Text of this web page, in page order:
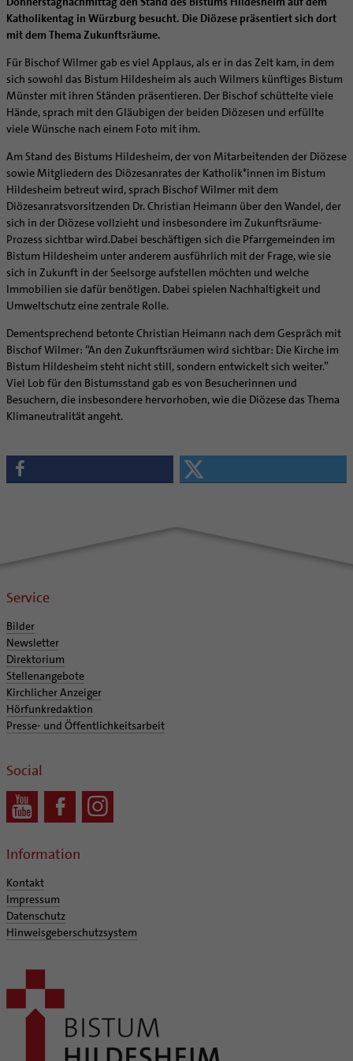
Notfall
Schule
Gefängnisseelsorge
Segensorte
Aufbrüche in der Kirche
Ehrenamtliche
Verwaltungsbeauftragte / Verwaltungsleitungen in
Pfarrgemeinden
Katholikentag in Würzburg besucht. Die Diözese präsentiert sich dort
mit dem Thema Zukunftsräume.
Für Bischof Wilmer gab es viel Applaus, als er in das Zelt kam, in dem
sich sowohl das Bistum Hildesheim als auch Wilmers künftiges Bistum
Münster mit ihren Ständen präsentieren. Der Bischof schüttelte viele
Hände, sprach mit den Gläubigen der beiden Diözesen und erfüllte
viele Wünsche nach einem Foto mit ihm.
Am Stand des Bistums Hildesheim, der von Mitarbeitenden der Diözese
sowie Mitgliedern des Diözesanrates der Katholik*innen im Bistum
Hildesheim betreut wird, sprach Bischof Wilmer mit dem
Diözesanratsvorsitzenden Dr. Christian Heimann über den Wandel, der
sich in der Diözese vollzieht und insbesondere im Zukunftsräume-
Prozess sichtbar wird.Dabei beschäftigen sich die Pfarrgemeinden im
Bistum Hildesheim unter anderem ausführlich mit der Frage, wie sie
sich in Zukunft in der Seelsorge aufstellen möchten und welche
Immobilien sie dafür benötigen. Dabei spielen Nachhaltigkeit und
Umweltschutz eine zentrale Rolle.
Dementsprechend betonte Christian Heimann nach dem Gespräch mit
Bischof Wilmer: “An den Zukunftsräumen wird sichtbar: Die Kirche im
Bistum Hildesheim steht nicht still, sondern entwickelt sich weiter.”
Viel Lob für den Bistumsstand gab es von Besucherinnen und
Besuchern, die insbesondere hervorhoben, wie die Diözese das Thema
Klimaneutralität angeht.
Service
Bilder
Newsletter
Direktorium
Stellenangebote
Kirchlicher Anzeiger
Hörfunkredaktion
Presse- und Öffentlichkeitsarbeit
Social
Information
Kontakt
Impressum
Datenschutz
Hinweisgeberschutzsystem